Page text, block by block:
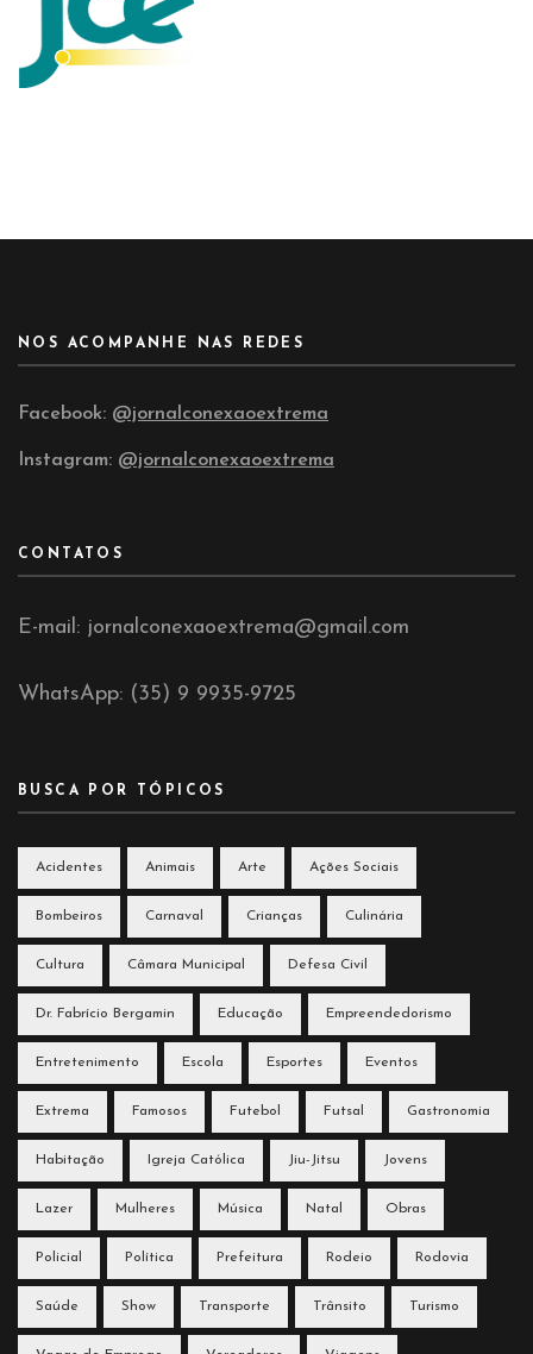
NOS ACOMPANHE NAS REDES
Facebook: @jornalconexaoextrema
Instagram: @jornalconexaoextrema
CONTATOS
E-mail: jornalconexaoextrema@gmail.com
WhatsApp: (35) 9 9935-9725
BUSCA POR TÓPICOS
Acidentes Animais Arte Ações Sociais
Bombeiros Carnaval Crianças Culinária
Cultura Câmara Municipal Defesa Civil
Dr. Fabrício Bergamin Educação Empreendedorismo
Entretenimento Escola Esportes Eventos
Extrema Famosos Futebol Futsal Gastronomia
Habitação Igreja Católica Jiu-Jitsu Jovens
Lazer Mulheres Música Natal Obras
Policial Política Prefeitura Rodeio Rodovia
Saúde Show Transporte Trânsito Turismo